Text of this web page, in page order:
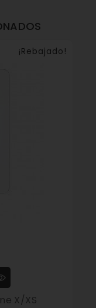
¡Rebajado!
X/XS